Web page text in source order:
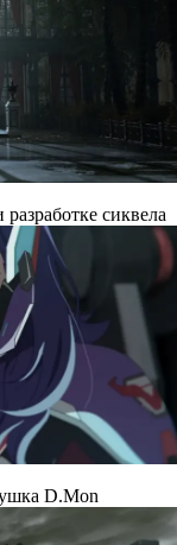
сиквела
D.Mon